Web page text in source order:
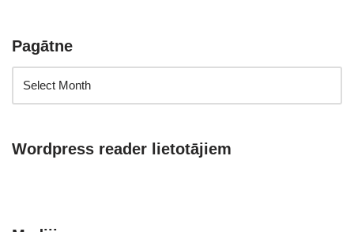
Pagātne
Wordpress reader lietotājiem